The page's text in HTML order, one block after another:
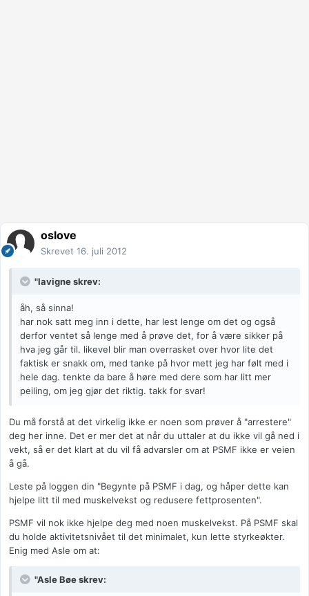
oslove
Skrevet 16. juli 2012
"lavigne skrev:
åh, så sinna!
har nok satt meg inn i dette, har lest lenge om det og også
derfor ventet så lenge med å prøve det, for å være sikker på
hva jeg går til. likevel blir man overrasket over hvor lite det
faktisk er snakk om, med tanke på hvor mett jeg har følt med i
hele dag. tenkte da bare å høre med dere som har litt mer
peiling, om jeg gjør det riktig. takk for svar!
Du må forstå at det virkelig ikke er noen som prøver å "arrestere"
deg her inne. Det er mer det at når du uttaler at du ikke vil gå ned i
vekt, så er det klart at du vil få advarsler om at PSMF ikke er veien
å gå.
Leste på loggen din "Begynte på PSMF i dag, og håper dette kan
hjelpe litt til med muskelvekst og redusere fettprosenten".
PSMF vil nok ikke hjelpe deg med noen muskelvekst. På PSMF skal
du holde aktivitetsnivået til det minimalet, kun lette styrkeøkter.
Enig med Asle om at:
"Asle Bøe skrev: